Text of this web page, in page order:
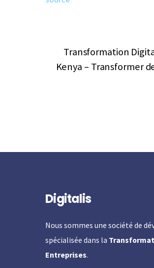
Transformation
Kenya – Transformer
Digitalis
Nous sommes une société de
spécialisée dans la
Entreprises.